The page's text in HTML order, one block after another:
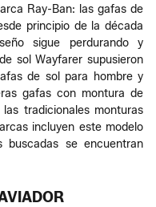
Ray-Ban: las gafas de
principio de la década
sigue perdurando y
sol Wayfarer supusieron
de sol para hombre y
gafas con montura de
tradicionales monturas
incluyen este modelo
se encuentran